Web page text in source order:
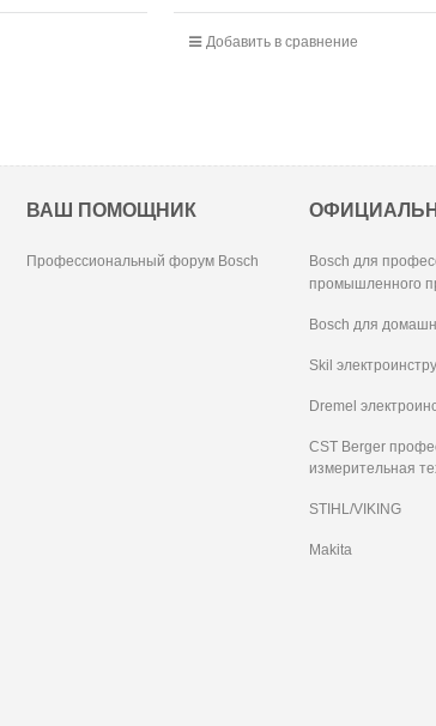
Добавить в сравнение
ВАШ ПОМОЩНИК
Профессиональный форум Bosch
Bosch для
промышленного
Bosch для
Skil
Dremel
CST Berger
измерительная
STIHL/VIKING
Makita